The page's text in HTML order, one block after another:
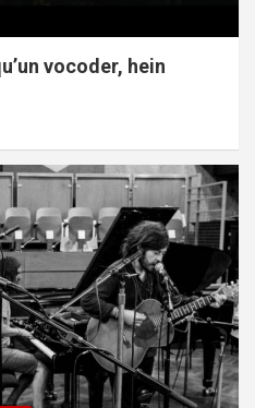
vocoder, hein